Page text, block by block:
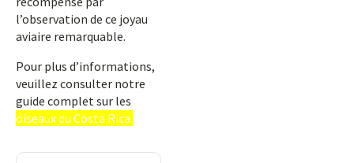
l’observation de ce joyau
aviaire remarquable.
Pour plus d’informations,
veuillez consulter notre
guide complet sur les
oiseaux du Costa Rica.